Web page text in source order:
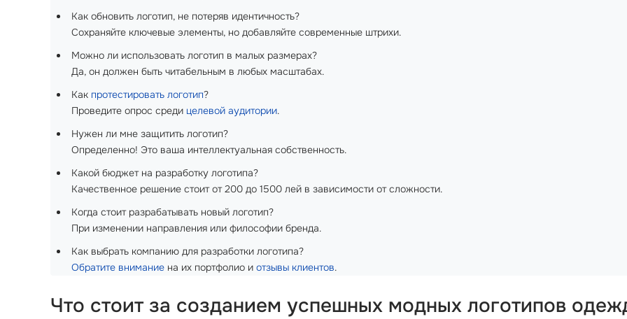
Как обновить логотип, не потеряв идентичность?
Сохраняйте ключевые элементы, но добавляйте современные штрихи.
Можно ли использовать логотип в малых размерах?
Да, он должен быть читабельным в любых масштабах.
Как протестировать логотип?
Проведите опрос среди целевой аудитории.
Нужен ли мне защитить логотип?
Определенно! Это ваша интеллектуальная собственность.
Какой бюджет на разработку логотипа?
Качественное решение стоит от 200 до 1500 лей в зависимости от сложности.
Когда стоит разрабатывать новый логотип?
При изменении направления или философии бренда.
Как выбрать компанию для разработки логотипа?
Обратите внимание на их портфолио и отзывы клиентов.
Что стоит за созданием успешных модных логотипов